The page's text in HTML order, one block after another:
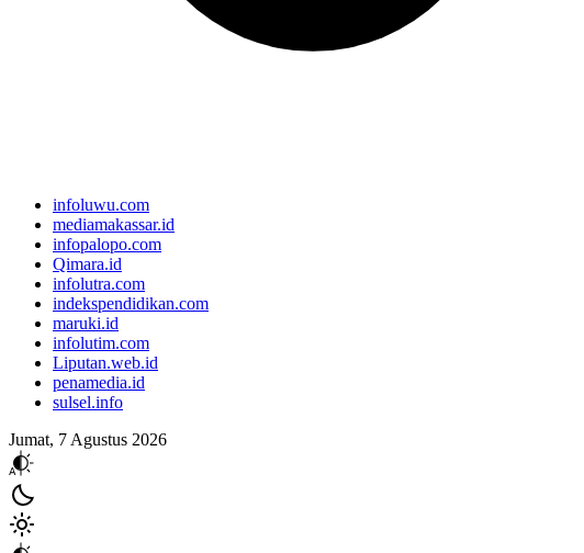
infoluwu.com
mediamakassar.id
infopalopo.com
Qimara.id
infolutra.com
indekspendidikan.com
maruki.id
infolutim.com
Liputan.web.id
penamedia.id
sulsel.info
Jumat, 7 Agustus 2026